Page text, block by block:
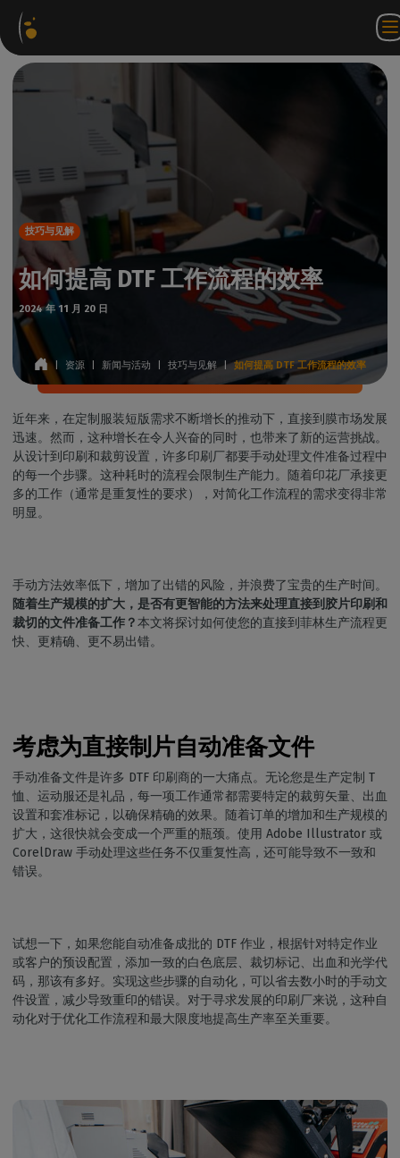
ZH
技巧与见解
如何提高 DTF 工作流程的效率
2024 年 11 月 20 日
资源 新闻与活动 技巧与见解 | 如何提高 DTF 工作流程的效率
近年来，在定制服装短版需求不断增长的推动下，直接到膜市场发展
迅速。然而，这种增长在令人兴奋的同时，也带来了新的运营挑战。
从设计到印刷和裁剪设置，许多印刷厂都要手动处理文件准备过程中
的每一个步骤。这种耗时的流程会限制生产能力。随着印花厂承接更
多的工作（通常是重复性的要求），对简化工作流程的需求变得非常
明显。
手动方法效率低下，增加了出错的风险，并浪费了宝贵的生产时间。
随着生产规模的扩大，是否有更智能的方法来处理直接到胶片印刷和
裁切的文件准备工作？本文将探讨如何使您的直接到菲林生产流程更
快、更精确、更不易出错。
考虑为直接制片自动准备文件
手动准备文件是许多 DTF 印刷商的一大痛点。无论您是生产定制 T
恤、运动服还是礼品，每一项工作通常都需要特定的裁剪矢量、出血
设置和套准标记，以确保精确的效果。随着订单的增加和生产规模的
扩大，这很快就会变成一个严重的瓶颈。使用 Adobe Illustrator 或
CorelDraw 手动处理这些任务不仅重复性高，还可能导致不一致和
错误。
试想一下，如果您能自动准备成批的 DTF 作业，根据针对特定作业
或客户的预设配置，添加一致的白色底层、裁切标记、出血和光学代
码，那该有多好。实现这些步骤的自动化，可以省去数小时的手动文
件设置，减少导致重印的错误。对于寻求发展的印刷厂来说，这种自
动化对于优化工作流程和最大限度地提高生产率至关重要。